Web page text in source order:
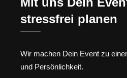
stressfrei planen
Wir machen Dein Event zu
und Persönlichkeit.